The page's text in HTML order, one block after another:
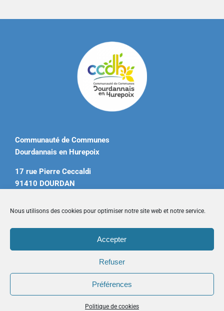
Nous utilisons des cookies pour optimiser notre site web et notre service.
Accepter
Refuser
Préférences
Politique de cookies
Communauté de Communes
Dourdannais en Hurepoix
17 rue Pierre Ceccaldi
91410 DOURDAN
contact@ccdourdannais.com
Accueil|Plan du site|Mentions légales|Contactez-nous
Copyright © 2026 CCDH. Tous droits réservés.